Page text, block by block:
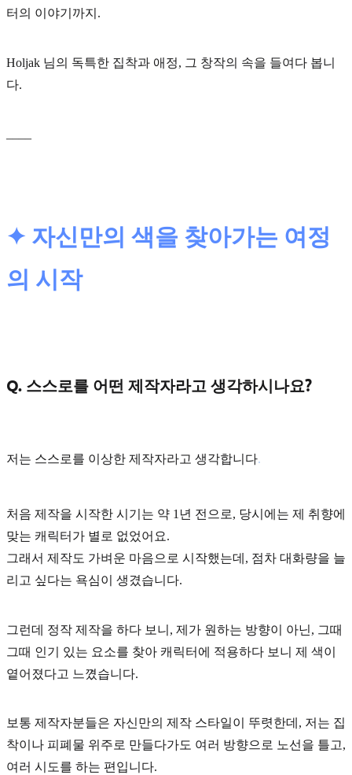
터의 이야기까지.
Holjak 님의 독특한 집착과 애정, 그 창작의 속을 들여다 봅니
다.
✦ 자신만의 색을 찾아가는 여정
의 시작
Q. 스스로를 어떤 제작자라고 생각하시나요?
저는 스스로를 이상한 제작자라고 생각합니다.
처음 제작을 시작한 시기는 약 1년 전으로, 당시에는 제 취향에
맞는 캐릭터가 별로 없었어요.
그래서 제작도 가벼운 마음으로 시작했는데, 점차 대화량을 늘
리고 싶다는 욕심이 생겼습니다.
그런데 정작 제작을 하다 보니, 제가 원하는 방향이 아닌, 그때
그때 인기 있는 요소를 찾아 캐릭터에 적용하다 보니 제 색이
옅어졌다고 느꼈습니다.
보통 제작자분들은 자신만의 제작 스타일이 뚜렷한데, 저는 집
착이나 피폐물 위주로 만들다가도 여러 방향으로 노선을 틀고,
여러 시도를 하는 편입니다.